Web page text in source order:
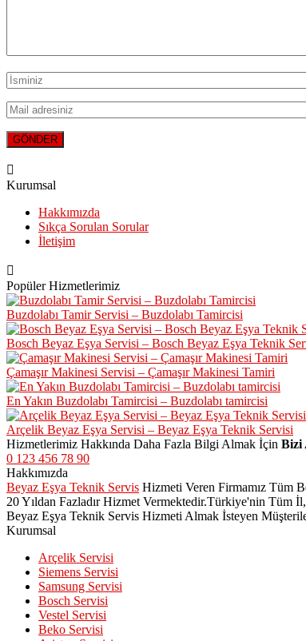
Kurumsal
Hakkımızda
Sıkça Sorulan Sorular
İletişim
Popüler Hizmetlerimiz
Buzdolabı Tamir Servisi – Buzdolabı Tamircisi
Bosch Beyaz Eşya Servisi – Bosch Beyaz Eşya Teknik
Çamaşır Makinesi Servisi – Çamaşır Makinesi Tamiri
En Yakın Buzdolabı Tamircisi – Buzdolabı tamircisi
Arçelik Beyaz Eşya Servisi – Beyaz Eşya Teknik Servisi
Hizmetlerimiz Hakkında Daha Fazla Bilgi Almak İçin Bizi
0 123 456 78 90
Hakkımızda
Beyaz Eşya Teknik Servis Hizmeti Veren Firmamız Tüm
20 Yıldan Fazladır Hizmet Vermektedir.Türkiye'nin Tüm
Beyaz Eşya Teknik Servis Hizmeti Almak İsteyen
Kurumsal
Arçelik Servisi
Siemens Servisi
Samsung Servisi
Bosch Servisi
Vestel Servisi
Beko Servisi